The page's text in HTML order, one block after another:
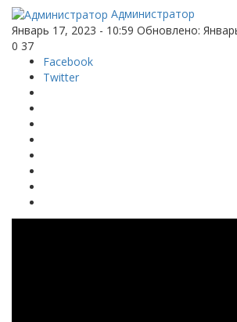
Администратор
Январь 17, 2023 - 10:59 Обновлено:
0 37
Facebook
Twitter